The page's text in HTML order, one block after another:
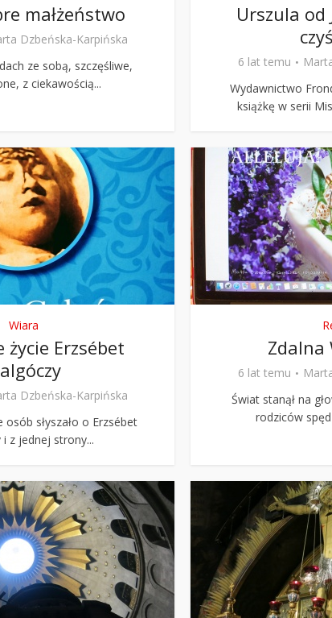
małżeństwo
Dzbeńska-Karpińska
ze sobą, szczęśliwe,
z ciekawością...
Urszula od
6 lat temu
Wydawnictwo
książkę w serii
Wiara
życie Erzsébet
Dzbeńska-Karpińska
osób słyszało o Erzsébet
i z jednej strony...
Zdalna
6 lat temu
Świat stanął na
rodziców